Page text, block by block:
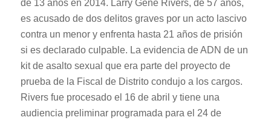
de 13 años en 2014. Larry Gene Rivers, de 57 años,
es acusado de dos delitos graves por un acto lascivo
contra un menor y enfrenta hasta 21 años de prisión
si es declarado culpable. La evidencia de ADN de un
kit de asalto sexual que era parte del proyecto de
prueba de la Fiscal de Distrito condujo a los cargos.
Rivers fue procesado el 16 de abril y tiene una
audiencia preliminar programada para el 24 de